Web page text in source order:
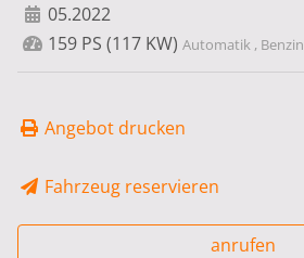
05.2022
159 PS (117 KW) Automatik , Benzin
Angebot drucken
Fahrzeug reservieren
anrufen